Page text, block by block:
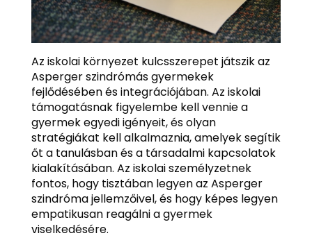
Az iskolai környezet kulcsszerepet játszik az
Asperger szindrómás gyermekek
fejlődésében és integrációjában. Az iskolai
támogatásnak figyelembe kell vennie a
gyermek egyedi igényeit, és olyan
stratégiákat kell alkalmaznia, amelyek segítik
őt a tanulásban és a társadalmi kapcsolatok
kialakításában. Az iskolai személyzetnek
fontos, hogy tisztában legyen az Asperger
szindróma jellemzőivel, és hogy képes legyen
empatikusan reagálni a gyermek
viselkedésére.